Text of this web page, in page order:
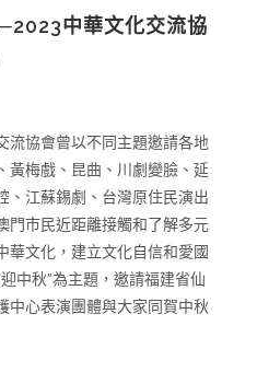
中華文化交流協
流協會曾以不同主題邀請各地
黃梅戲、昆曲、川劇變臉、延
、江蘇錫劇、台灣原住民演出
門市民近距離接觸和了解多元
華文化，建立文化自信和愛國
中秋”為主題，邀請福建省仙
中心表演團體與大家同賀中秋